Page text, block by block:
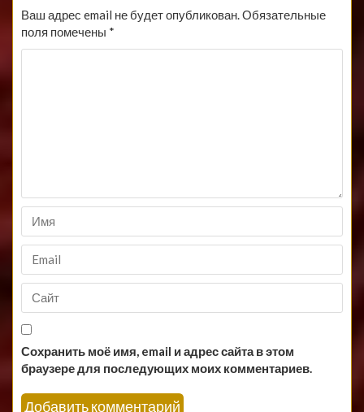
Ваш адрес email не будет опубликован.Обязательные
поля помечены *
Сохранить моё имя, email и адрес сайта в этом
браузере для последующих моих комментариев.